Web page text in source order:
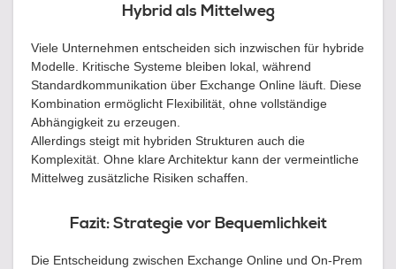
Hybrid als Mittelweg
Viele Unternehmen entscheiden sich inzwischen für hybride
Modelle. Kritische Systeme bleiben lokal, während
Standardkommunikation über Exchange Online läuft. Diese
Kombination ermöglicht Flexibilität, ohne vollständige
Abhängigkeit zu erzeugen.
Allerdings steigt mit hybriden Strukturen auch die
Komplexität. Ohne klare Architektur kann der vermeintliche
Mittelweg zusätzliche Risiken schaffen.
Fazit: Strategie vor Bequemlichkeit
Die Entscheidung zwischen Exchange Online und On-Prem